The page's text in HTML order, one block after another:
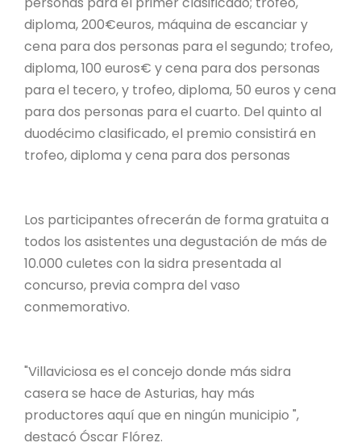
diploma, 200€euros, máquina de escanciar y
cena para dos personas para el segundo; trofeo,
diploma, 100 euros€ y cena para dos personas
para el tecero, y trofeo, diploma, 50 euros y cena
para dos personas para el cuarto. Del quinto al
duodécimo clasificado, el premio consistirá en
trofeo, diploma y cena para dos personas
Los participantes ofrecerán de forma gratuita a
todos los asistentes una degustación de más de
10.000 culetes con la sidra presentada al
concurso, previa compra del vaso
conmemorativo.
"Villaviciosa es el concejo donde más sidra
casera se hace de Asturias, hay más
productores aquí que en ningún municipio ",
destacó Óscar Flórez.